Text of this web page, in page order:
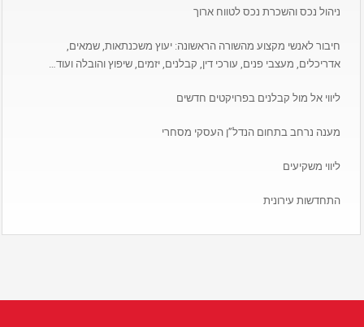
ניהול נכס והשכרת נכס לטווח ארוך
חיבור לאנשי מקצוע מהשורה הראשונה: יעוץ משכנתאות, שמאים,
אדריכלים, מעצבי פנים, עורכי דין, קבלנים, יזמים, שיפוץ והובלה ועוד…
ליווי אל מול קבלנים בפרויקטים חדשים
מענה נרחב בתחום הנדל”ן העסקי מסחרי
ליווי משקיעים
התחדשות עירונית